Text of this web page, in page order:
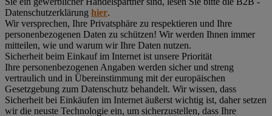
Datenschutzerklärung hier.
Wir versprechen, Ihre Privatsphäre zu respektieren und Ihre
personenbezogenen Daten zu schützen! Wir werden Ihnen immer
mitteilen, wie und warum wir Ihre Daten nutzen.
Sicherheit beim Einkauf im Internet ist unsere Priorität
Ihre personenbezogenen Angaben werden sicher und streng
vertraulich und in Übereinstimmung mit der europäischen
Gesetzgebung zum Datenschutz behandelt. Wir wissen, dass
Sicherheit bei Einkäufen im Internet äußerst wichtig ist, daher setzen
wir die neuste Technologie ein, um sicherzustellen, dass Ihre